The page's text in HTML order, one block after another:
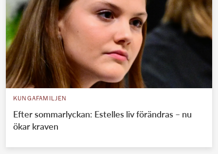
KUNGAFAMILJEN
Efter sommarlyckan: Estelles liv förändras – nu
ökar kraven